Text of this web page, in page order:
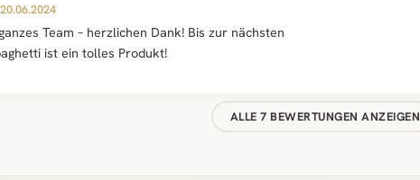
Team – herzlichen Dank! Bis zur nächsten
ist ein tolles Produkt!
ALLE 7 BEWERTUNGEN ANZEIGEN